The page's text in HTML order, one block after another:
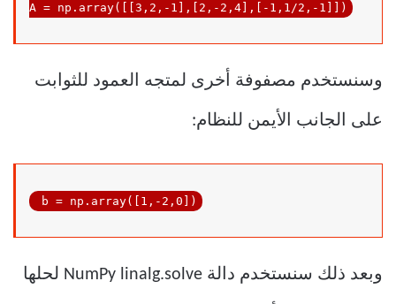
A = np.array([[ 3 , 2 , -1 ],[ 2 , -2 , 4 ],[ -1 , 1/2 , -1 ]])
وسنستخدم مصفوفة أخرى لمتجه العمود للثوابت
على الجانب الأيمن للنظام:
b = np.array([ 1 , -2 , 0 ])
وبعد ذلك سنستخدم دالة NumPy linalg.solve لحلها